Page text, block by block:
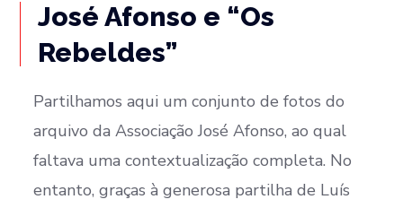
José Afonso e “Os
Rebeldes”
Partilhamos aqui um conjunto de fotos do
arquivo da Associação José Afonso, ao qual
faltava uma contextualização completa. No
entanto, graças à generosa partilha de Luís